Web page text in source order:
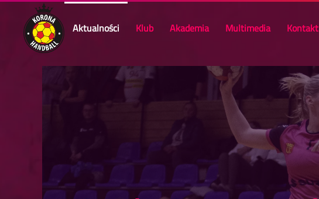
Skip to main content
Aktualności Klub Akademia Multimedia Kontakt